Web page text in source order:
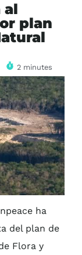
al
plan
2 minutes
ha
del plan de
Flora y